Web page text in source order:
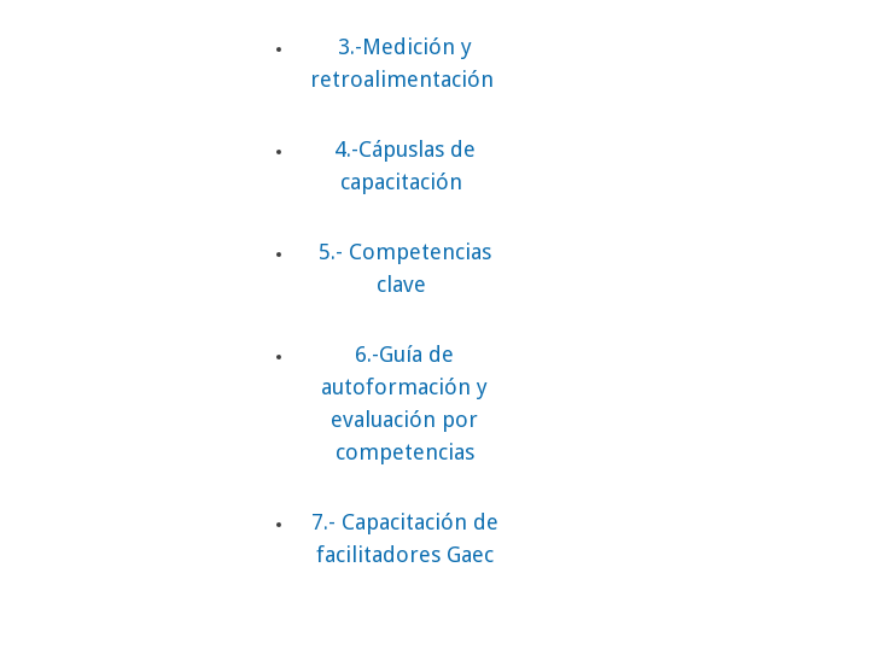
3.-Medición y
retroalimentación
4.-Cápuslas de
capacitación
5.- Competencias
clave
6.-Guía de
autoformación y
evaluación por
competencias
7.- Capacitación de
facilitadores Gaec